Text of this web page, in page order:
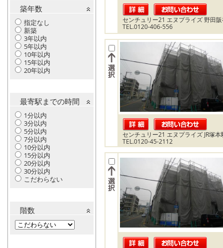
築年数
指定なし
新築
3年以内
5年以内
10年以内
15年以内
20年以内
最寄駅までの時間
1分以内
3分以内
5分以内
7分以内
10分以内
15分以内
20分以内
30分以内
こだわらない
階数
センチュリー21 エヌプライズ 野田
TEL.0120-406-556
センチュリー21 エヌプライズ JR塚
TEL.0120-45-2112